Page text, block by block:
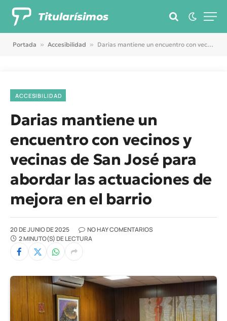
Titularísimos
Portada » Accesibilidad » Darias mantiene un encuentro con vecinos y vecinas de San José para abordar las actuaciones de mejora en el barrio
ACCESIBILIDAD
Darias mantiene un
encuentro con vecinos y
vecinas de San José para
abordar las actuaciones de
mejora en el barrio
20 DE JUNIO DE 2025
NO HAY COMENTARIOS
2 MINUTO(S) DE LECTURA